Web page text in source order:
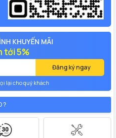
KHUYẾN MÃI
tới 5%
Đăng ký ngay
lại cho quý khách
?